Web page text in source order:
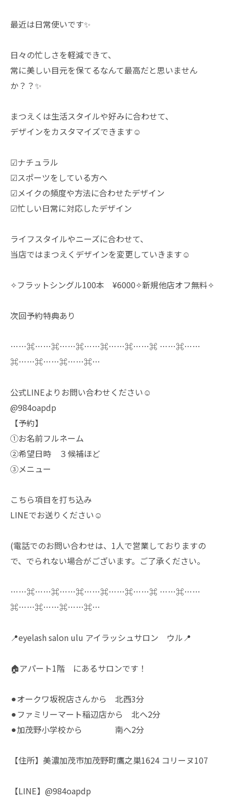
最近は日常使いです✨
日々の忙しさを軽減できて、
常に美しい目元を保てるなんて最高だと思いません
か？？✨
まつえくは生活スタイルや好みに合わせて、
デザインをカスタマイズできます☺️
☑︎ナチュラル
☑︎スポーツをしている方へ
☑︎メイクの頻度や方法に合わせたデザイン
☑︎忙しい日常に対応したデザイン
ライフスタイルやニーズに合わせて、
当店ではまつえくデザインを変更していきます☺️
✧フラットシングル100本 ¥6000✧新規他店オフ無料✧
次回予約特典あり
……⌘……⌘……⌘……⌘……⌘……⌘ ……⌘……
⌘……⌘……⌘……⌘…
公式LINEよりお問い合わせください☺️
@984oapdp
【予約】
①お名前フルネーム
②希望日時 ３候補ほど
③メニュー
こちら項目を打ち込み
LINEでお送りください☺️
(電話でのお問い合わせは、1人で営業しておりますの
で、でられない場合がございます。ご了承ください。
……⌘……⌘……⌘……⌘……⌘……⌘ ……⌘……
⌘……⌘……⌘……⌘…
📍eyelash salon ulu アイラッシュサロン ウル📍
🏠アパート1階 にあるサロンです！
⚫︎オークワ坂祝店さんから 北西3分
⚫︎ファミリーマート稲辺店から 北へ2分
⚫︎加茂野小学校から 南へ2分
【住所】美濃加茂市加茂野町鷹之巣1624 コリーヌ107
【LINE】@984oapdp